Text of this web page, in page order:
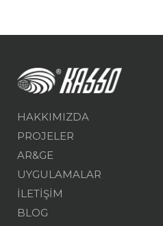
HAKKIMIZDA
PROJELER
AR&GE
UYGULAMALAR
İLETİŞİM
BLOG